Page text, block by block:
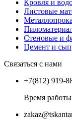
Кровля и
Листовые
Стеновые и
Цемент и
Связаться с нами
+7(812) 919-
Время